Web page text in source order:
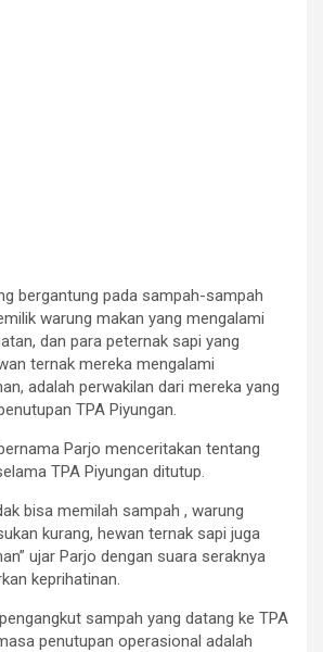
bergantung pada sampah-sampah
warung makan yang mengalami
dan para peternak sapi yang
ternak mereka mengalami
adalah perwakilan dari mereka yang
TPA Piyungan.
Parjo menceritakan tentang
TPA Piyungan ditutup.
bisa memilah sampah , warung
kurang, hewan ternak sapi juga
ujar Parjo dengan suara seraknya
keprihatinan.
sampah yang datang ke TPA
penutupan operasional adalah